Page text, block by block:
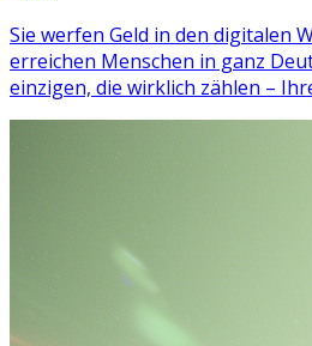
Sie werfen Geld in den digitalen
erreichen Menschen in ganz
einzigen, die wirklich zählen –